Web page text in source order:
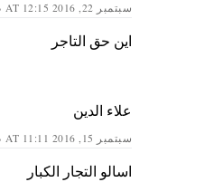
سبتمبر 22, 2016 AT 12:15 ص
اين حق التاجر
علاء الدين
سبتمبر 15, 2016 AT 11:11 ص
اسالو التجار الكبار